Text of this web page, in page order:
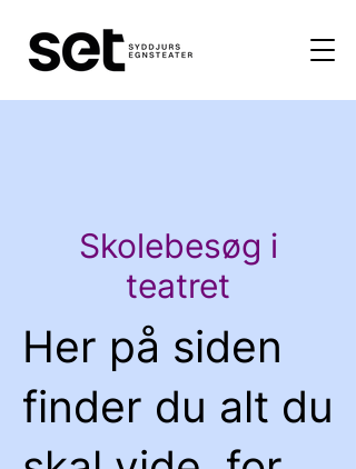
Skolebesøg i
teatret
Her på siden
finder du alt du